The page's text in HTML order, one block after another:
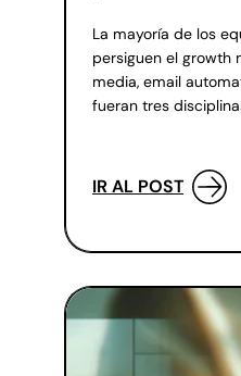
La mayoría de los
persiguen el growth
media, email
fueran tres
IR AL POST